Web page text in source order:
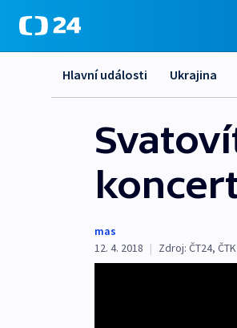
Hlavní události Ukrajina
mas
12. 4. 2018 | Zdroj: ČT24, ČTK